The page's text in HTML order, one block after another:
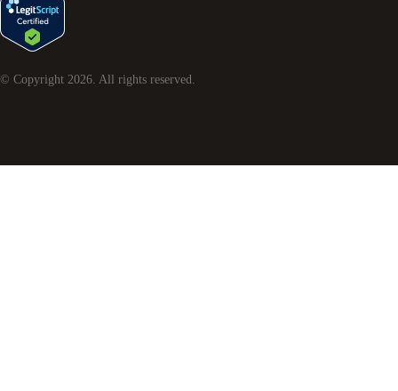
© Copyright 2026. All rights reserved.